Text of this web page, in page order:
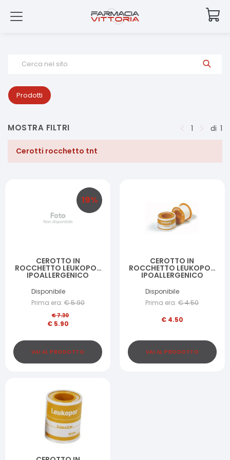
Cerca nel sito
Prodotti
MOSTRA FILTRI 1 di 1
Cerotti rocchetto tnt
19%
CEROTTO IN
ROCCHETTO LEUKOPOR
IPOALLERGENICO
BIANCO 2,5X500 CM
Disponibile
Prima era: €5.90
€7.30
€ 5.90
VAI AL PRODOTTO
CEROTTO IN
ROCCHETTO LEUKOPOR
IPOALLERGENICO
BIANCO 1,25X500 CM
Disponibile
Prima era: €4.50
€ 4.50
VAI AL PRODOTTO